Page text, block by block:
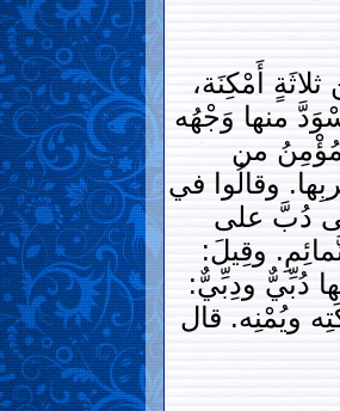
أَمْكِنَة،
منها وَجْهُه
من
وقالُوا في
دُبَّ على
وقِيلَ:
دُبِّيٌّ ودِبِّيٌّ:
ويُمْنِه. قال